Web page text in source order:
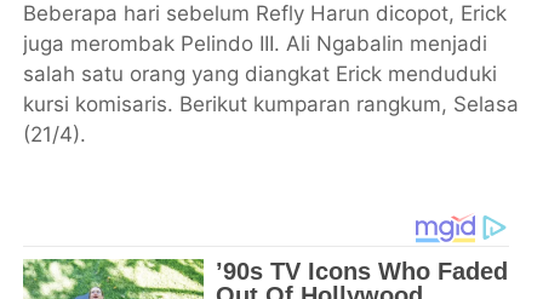
Beberapa hari sebelum Refly Harun dicopot, Erick
juga merombak Pelindo III. Ali Ngabalin menjadi
salah satu orang yang diangkat Erick menduduki
kursi komisaris. Berikut kumparan rangkum, Selasa
(21/4).